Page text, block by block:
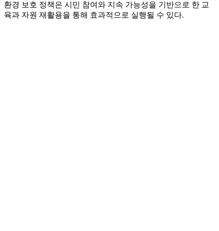
환경 보호 정책은 시민 참여와 지속 가능성을 기반으로 한 교
육과 자원 재활용을 통해 효과적으로 실행될 수 있다.